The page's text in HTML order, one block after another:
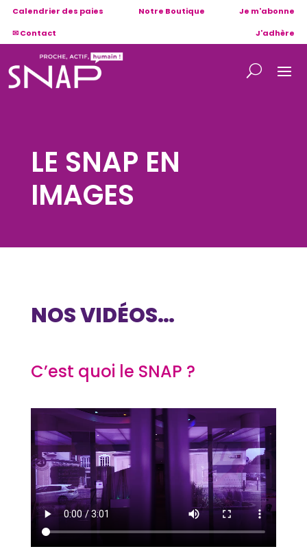
Calendrier des paies Notre Boutique
Je m'abonne
✉ Contact
J'adhère
LE SNAP EN
IMAGES
NOS VIDÉOS…
C’est quoi le SNAP ?